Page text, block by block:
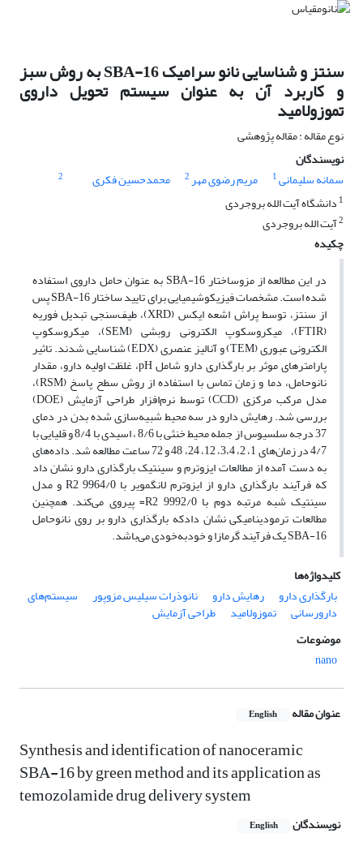
سنتز و شناسایی نانو سرامیک SBA-16 به روش سبز
و کاربرد آن به عنوان سیستم تحویل داروی
تموزولامید
نوع مقاله : مقاله پژوهشی
نویسندگان
سمانه سلیمانی1 مریم رضوی مهر2 محمدحسین فکری
2
1 دانشگاه آیت الله بروجردی
2آیت الله بروجردی
چکیده
در این مطالعه از مزوساختار SBA-16 به عنوان حامل داروی استفاده
شده است. مشخصات فیزیکوشیمیایی برای تایید ساختار SBA-16 پس
از سنتز، توسط پراش اشعه ایکس (XRD)، طیف‌سنجی تبدیل فوریه
(FTIR)، میکروسکوپ الکترونی روبشی (SEM)، میکروسکوپ
الکترونی عبوری (TEM) و آنالیز عنصری (EDX) شناسایی شدند. تاثیر
پارامترهای موثر بر بارگذاری دارو شامل pH، غلظت اولیه دارو‌، مقدار
نانوحامل، دما‌ و زمان تماس با استفاده از روش سطح پاسخ (RSM)‌،
مدل مرکب مرکزی (CCD) توسط نرم‌افزار طراحی آزمایش (DOE)
بررسی شد. رهایش دارو در سه محیط شبیه‌سازی شده بدن در دمای
37 درجه سلسیوس از جمله محیط خنثی با 8/6 ، اسیدی با 8/4 و قلیایی با
4/7 در زمان‌های 1‌، 2‌، 3‌،4‌، 12‌، 24‌، 48 و 72 ساعت مطالعه شد. داده‌های
به دست آمده از مطالعات ایزوترم و سینتیک بارگذاری دارو نشان داد
که فرآیند بارگذاری دارو از ایزوترم لانگمویر با 9964/0 R2 و مدل
سینتیک شبه مرتبه دوم با 9992/0 R2= پیروی می‌کند. همچنین
مطالعات ترمودینامیکی نشان دادکه بارگذاری دارو بر روی نانوحامل
SBA-16 یک فرآیند گرمازا و خودبه‌خودی می‌باشد.
کلیدواژه‌ها
بارگذاری دارو‌
رهایش دارو نانوذرات سیلیس مزوپور‌ سیستم‌های
دارورسانی‌ تموزولامید
طراحی آزمایش
موضوعات
nano
عنوان مقاله English
Synthesis and identification of nanoceramic
SBA-16 by green method and its application as
temozolamide drug delivery system
نویسندگان English